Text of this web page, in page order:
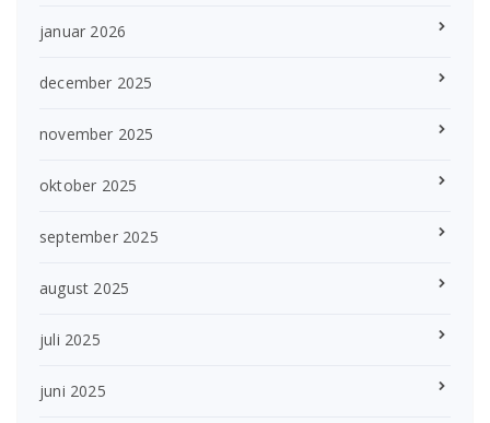
januar 2026
december 2025
november 2025
oktober 2025
september 2025
august 2025
juli 2025
juni 2025